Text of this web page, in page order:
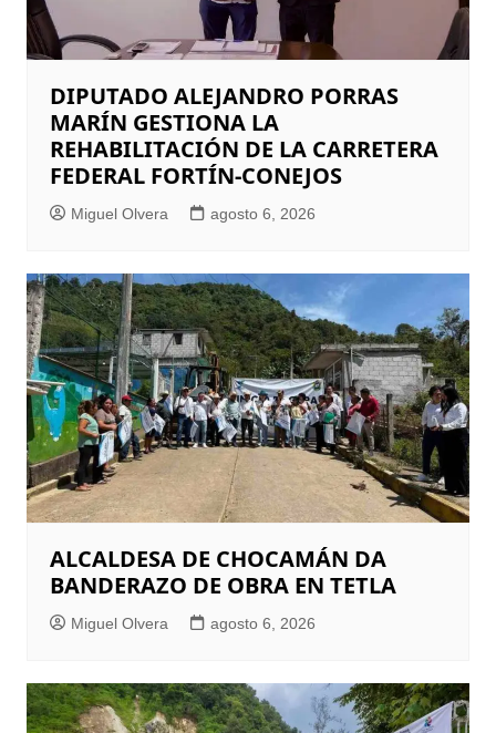
DIPUTADO ALEJANDRO PORRAS
MARÍN GESTIONA LA
REHABILITACIÓN DE LA CARRETERA
FEDERAL FORTÍN-CONEJOS
Miguel Olvera agosto 6, 2026
ALCALDESA DE CHOCAMÁN DA
BANDERAZO DE OBRA EN TETLA
Miguel Olvera agosto 6, 2026